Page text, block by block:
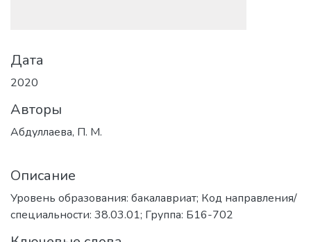
Дата
2020
Авторы
Абдуллаева, П. М.
Описание
Уровень образования: бакалавриат; Код направления/
специальности: 38.03.01; Группа: Б16-702